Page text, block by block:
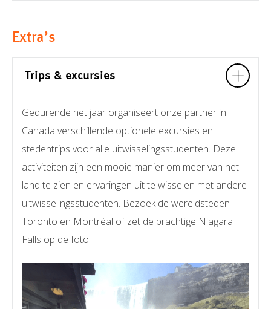
Extra’s
Trips & excursies
Gedurende het jaar organiseert onze partner in
Canada verschillende optionele excursies en
stedentrips voor alle uitwisselingsstudenten. Deze
activiteiten zijn een mooie manier om meer van het
land te zien en ervaringen uit te wisselen met andere
uitwisselingsstudenten. Bezoek de wereldsteden
Toronto en Montréal of zet de prachtige Niagara
Falls op de foto!